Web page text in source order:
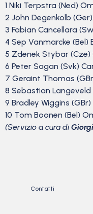
1 Niki Terpstra (Ned)
2 John Degenkolb
3 Fabian Cancellara
4 Sep Vanmarcke (Bel)
5 Zdenek Stybar
6 Peter Sagan (Svk)
7 Geraint Thomas
8 Sebastian
9 Bradley Wiggins
10 Tom Boonen (Bel)
(Servizio a cura di
Contatti